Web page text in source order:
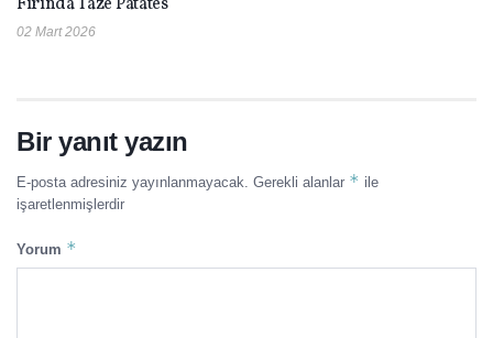
02 Mart 2026
Bir yanıt yazın
E-posta adresiniz yayınlanmayacak. Gerekli alanlar * ile
işaretlenmişlerdir
Yorum *